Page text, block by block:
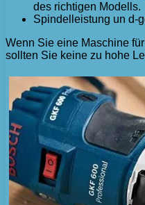
des richtigen Modells.
Spindelleistung un d-
Wenn Sie eine Maschine
sollten Sie keine zu hohe